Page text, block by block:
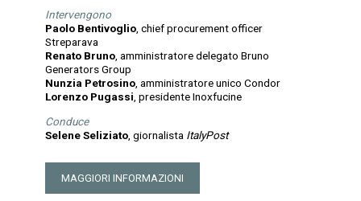
Intervengono
Paolo Bentivoglio , chief procurement officer
Streparava
Renato Bruno , amministratore delegato Bruno
Generators Group
Nunzia Petrosino , amministratore unico Condor
Lorenzo Pugassi , presidente Inoxfucine
Conduce
Selene Seliziato , giornalista ItalyPost
MAGGIORI INFORMAZIONI